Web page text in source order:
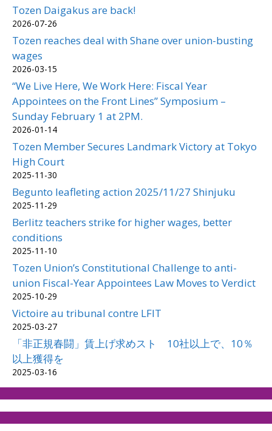
Tozen Daigakus are back!
2026-07-26
Tozen reaches deal with Shane over union-busting
wages
2026-03-15
“We Live Here, We Work Here: Fiscal Year
Appointees on the Front Lines” Symposium –
Sunday February 1 at 2PM.
2026-01-14
Tozen Member Secures Landmark Victory at Tokyo
High Court
2025-11-30
Begunto leafleting action 2025/11/27 Shinjuku
2025-11-29
Berlitz teachers strike for higher wages, better
conditions
2025-11-10
Tozen Union’s Constitutional Challenge to anti-
union Fiscal-Year Appointees Law Moves to Verdict
2025-10-29
Victoire au tribunal contre LFIT
2025-03-27
「非正規春闘」賃上げ求めスト 10社以上で、10％
以上獲得を
2025-03-16